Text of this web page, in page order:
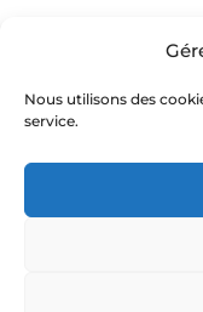
Nous utilisons des
service.
Mais ça se
secondes,
gagnent 20%
Visualisez votre
sûr sur les